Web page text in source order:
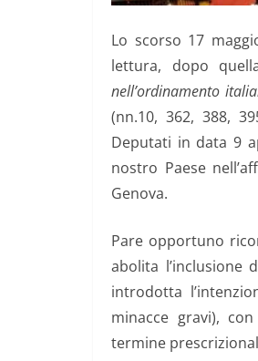
Lo scorso 17
lettura, dopo
nell’ordinamento
(nn.10, 362, 388,
Deputati in data 9
nostro Paese
Genova.
Pare opportuno
abolita
introdotta
minacce gravi),
termine